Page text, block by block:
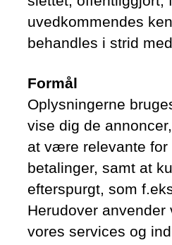
uvedkommendes
behandles i strid
Formål
Oplysningerne
vise dig de
at være relevante for
betalinger, samt at
efterspurgt, som
Herudover
vores services og